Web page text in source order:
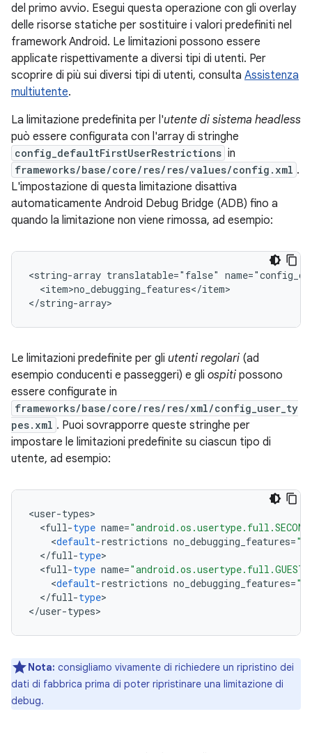
del primo avvio. Esegui questa operazione con gli overlay
delle risorse statiche per sostituire i valori predefiniti nel
framework Android. Le limitazioni possono essere
applicate rispettivamente a diversi tipi di utenti. Per
scoprire di più sui diversi tipi di utenti, consulta Assistenza
multiutente.
La limitazione predefinita per l'utente di sistema headless
può essere configurata con l'array di stringhe
config_defaultFirstUserRestrictions in
frameworks/base/core/res/res/values/config.xml .
L'impostazione di questa limitazione disattiva
automaticamente Android Debug Bridge (ADB) fino a
quando la limitazione non viene rimossa, ad esempio:
<string-array translatable="false"
  <item>no_debugging_features</item>
</string-array>
Le limitazioni predefinite per gli utenti regolari (ad
esempio conducenti e passeggeri) e gli ospiti possono
essere configurate in
frameworks/base/core/res/res/xml/config_user_ty
pes.xml . Puoi sovrapporre queste stringhe per
impostare le limitazioni predefinite su ciascun tipo di
utente, ad esempio:
<user-types
<full-type name=
<default-restrictions no_debugging_features=
</full-type
<full-type name="android.os.usertype.full.GUEST"
<default-restrictions no_debugging_features=
</full-type>
</user-types>
Nota: consigliamo vivamente di richiedere un ripristino dei
dati di fabbrica prima di poter ripristinare una limitazione di
debug.